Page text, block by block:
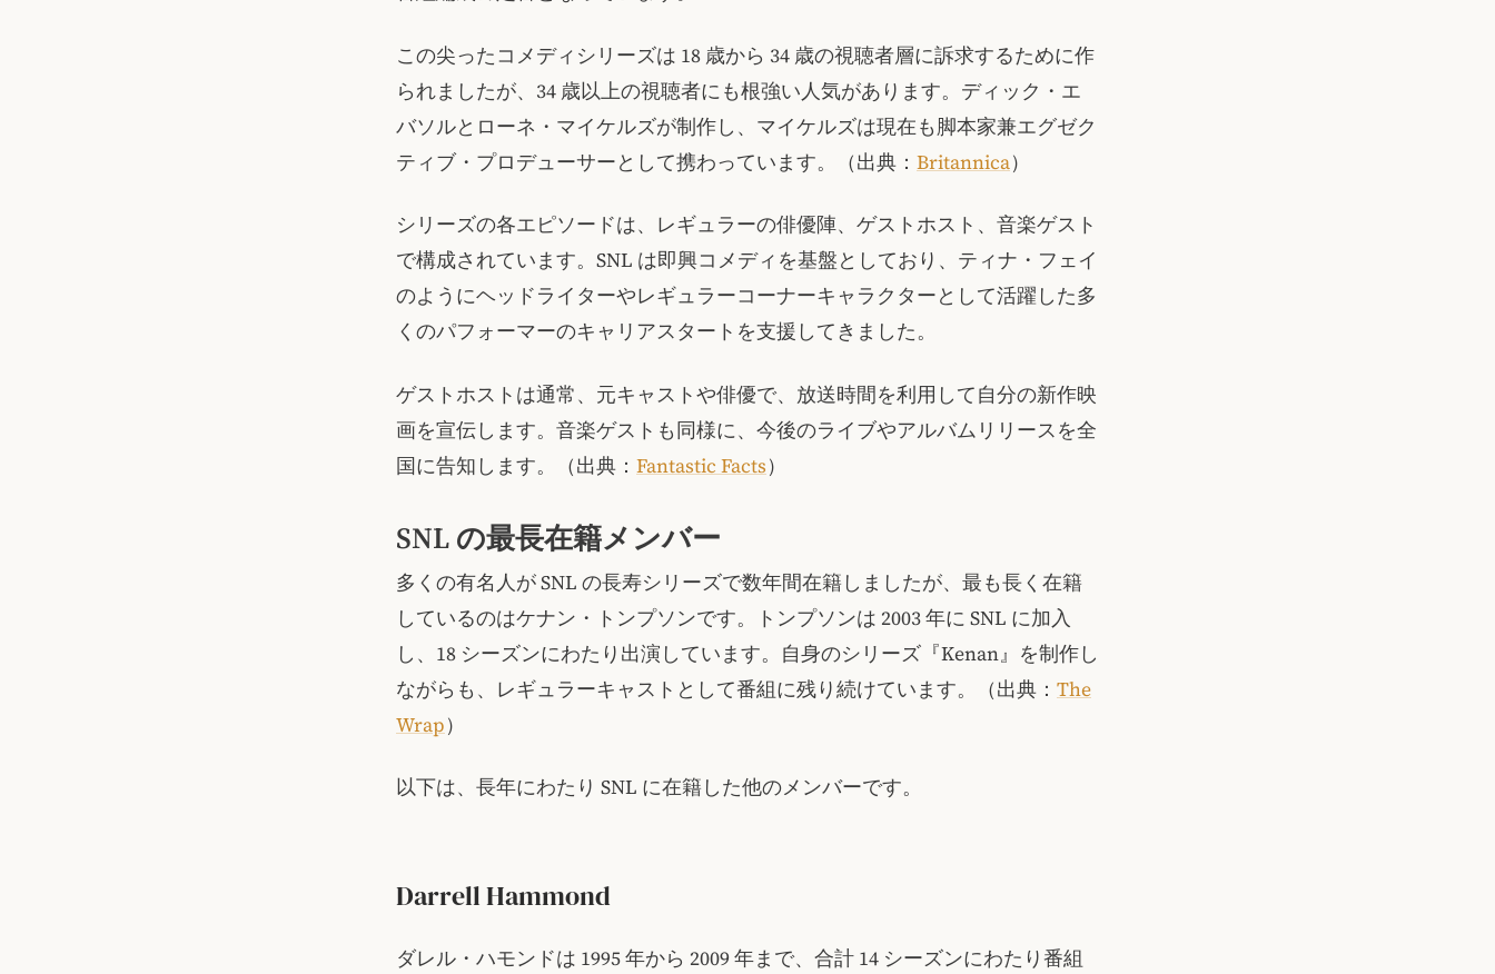
この尖ったコメディシリーズは 18 歳から 34 歳の視聴者層に訴求するために作
られましたが、34 歳以上の視聴者にも根強い人気があります。ディック・エ
バソルとローネ・マイケルズが制作し、マイケルズは現在も脚本家兼エグゼク
ティブ・プロデューサーとして携わっています。（出典： Britannica）
シリーズの各エピソードは、レギュラーの俳優陣、ゲストホスト、音楽ゲスト
で構成されています。SNL は即興コメディを基盤としており、ティナ・フェイ
のようにヘッドライターやレギュラーコーナーキャラクターとして活躍した多
くのパフォーマーのキャリアスタートを支援してきました。
ゲストホストは通常、元キャストや俳優で、放送時間を利用して自分の新作映
画を宣伝します。音楽ゲストも同様に、今後のライブやアルバムリリースを全
国に告知します。（出典： Fantastic Facts）
SNL の最長在籍メンバー
多くの有名人が SNL の長寿シリーズで数年間在籍しましたが、最も長く在籍
しているのはケナン・トンプソンです。トンプソンは 2003 年に SNL に加入
し、18 シーズンにわたり出演しています。自身のシリーズ『Kenan』を制作し
ながらも、レギュラーキャストとして番組に残り続けています。（出典： The
Wrap）
以下は、長年にわたり SNL に在籍した他のメンバーです。
Darrell Hammond
ダレル・ハモンドは 1995 年から 2009 年まで、合計 14 シーズンにわたり番組